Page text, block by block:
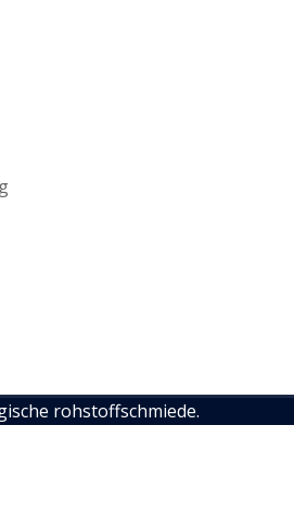
rohstoffschmiede.